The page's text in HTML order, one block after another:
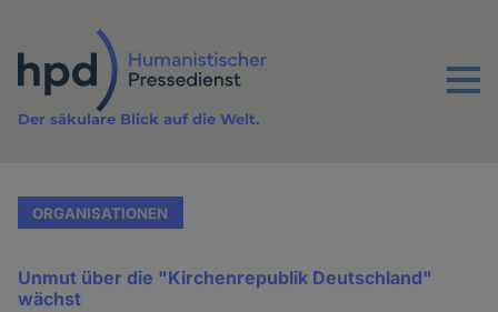
Inhalt
Menu
Der säkulare Blick auf die Welt.
ORGANISATIONEN
Unmut über die "Kirchenrepublik Deutschland"
wächst